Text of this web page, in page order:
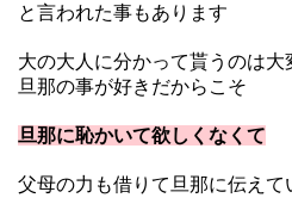
と言われた事もあります
大の大人に分かって貰うのは大
旦那の事が好きだからこそ
旦那に恥かいて欲しくなくて
父母の力も借りて旦那に伝えて